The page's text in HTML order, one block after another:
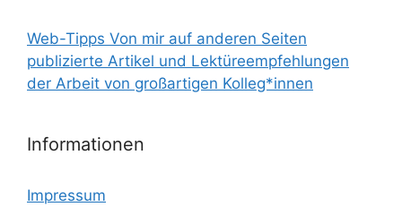
Web-Tipps Von mir auf anderen Seiten
publizierte Artikel und Lektüreempfehlungen
der Arbeit von großartigen Kolleg*innen
Informationen
Impressum